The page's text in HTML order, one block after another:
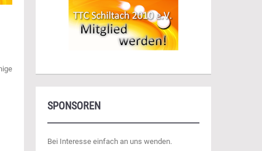
SPONSOREN
Bei Interesse einfach an uns wenden.